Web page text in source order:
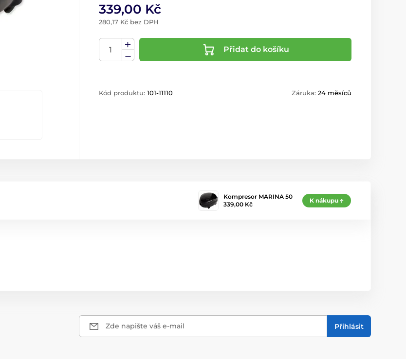
339,00 Kč
280,17 Kč bez DPH
Přidat do košíku
Kód produktu: 101-11110 Záruka: 24 měsíců
Kompresor MARINA 50
339,00 Kč
K nákupu
Zde napište váš e-mail Přihlásit